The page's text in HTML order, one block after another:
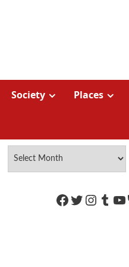
Society Places
https://
Twitter